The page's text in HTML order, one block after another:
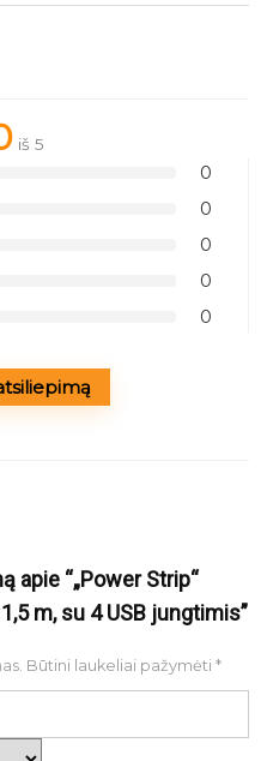
iš 5
0
0
0
0
0
apie “„Power Strip“
m, su 4 USB jungtimis”
Būtini laukeliai pažymėti *